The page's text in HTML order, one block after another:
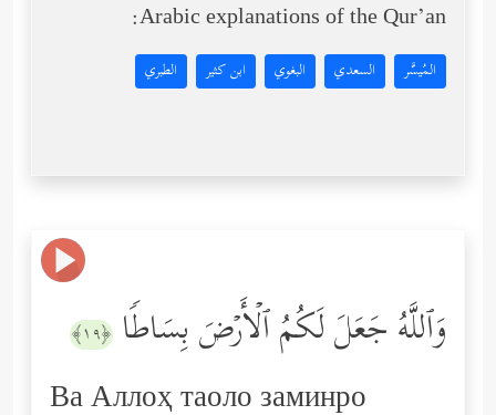
Arabic explanations of the Qur’an:
المُيسَّر السعدي البغوي ابن كثير الطبري
وَٱللَّهُ جَعَلَ لَكُمُ ٱلۡأَرۡضَ بِسَاطࣰا ﴿١٩﴾
Ва Аллоҳ таоло заминро